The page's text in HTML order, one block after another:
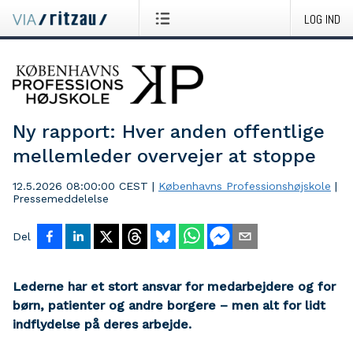
LOG IND
Ny rapport: Hver anden offentlige
mellemleder overvejer at stoppe
12.5.2026 08:00:00 CEST | Københavns Professionshøjskole |
Pressemeddelelse
Del
Lederne har et stort ansvar for medarbejdere og for
børn, patienter og andre borgere – men alt for lidt
indflydelse på deres arbejde.